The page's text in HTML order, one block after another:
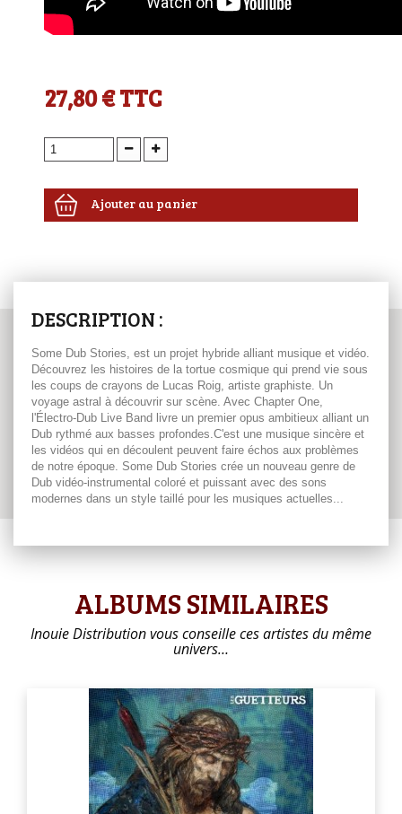
27,80 €TTC
Ajouter au panier
DESCRIPTION :
Some Dub Stories, est un projet hybride alliant musique et vidéo.
Découvrez les histoires de la tortue cosmique qui prend vie sous
les coups de crayons de Lucas Roig, artiste graphiste. Un
voyage astral à découvrir sur scène. Avec Chapter One,
l'Électro-Dub Live Band livre un premier opus ambitieux alliant un
Dub rythmé aux basses profondes.C'est une musique sincère et
les vidéos qui en découlent peuvent faire échos aux problèmes
de notre époque. Some Dub Stories crée un nouveau genre de
Dub vidéo-instrumental coloré et puissant avec des sons
modernes dans un style taillé pour les musiques actuelles...
ALBUMS SIMILAIRES
Inouie Distribution vous conseille ces artistes du même
univers…